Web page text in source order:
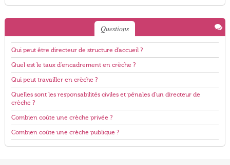
Questions
Qui peut être directeur de structure d'accueil ?
Quel est le taux d'encadrement en crèche ?
Qui peut travailler en crèche ?
Quelles sont les responsabilités civiles et pénales d'un directeur de
crèche ?
Combien coûte une crèche privée ?
Combien coûte une crèche publique ?